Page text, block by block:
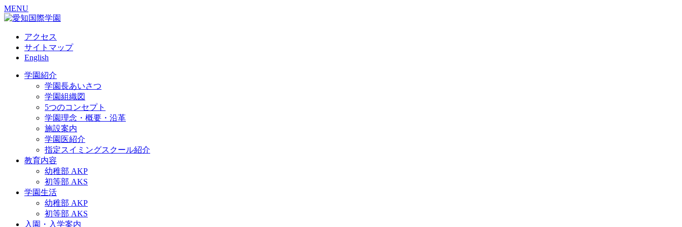
MENU
アクセス
サイトマップ
English
学園紹介
学園長あいさつ
学園組織図
5つのコンセプト
学園理念・概要・沿革
施設案内
学園医紹介
指定スイミングスクール紹介
教育内容
幼稚部 AKP
初等部 AKS
学園生活
幼稚部 AKP
初等部 AKS
入園・入学案内